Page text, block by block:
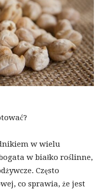
w wielu
w białko roślinne,
Często
co sprawia, że ​​jest